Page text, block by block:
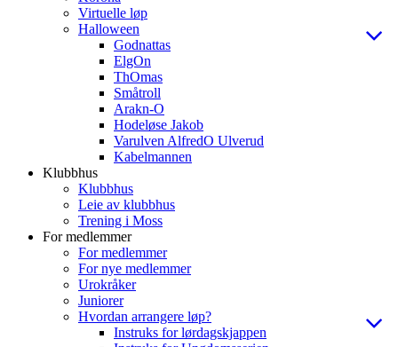
Virtuelle løp
Halloween
Godnattas
ElgOn
ThOmas
Småtroll
Arakn-O
Hodeløse Jakob
Varulven AlfredO Ulverud
Kabelmannen
Klubbhus
Klubbhus
Leie av klubbhus
Trening i Moss
For medlemmer
For medlemmer
For nye medlemmer
Urokråker
Juniorer
Hvordan arrangere løp?
Instruks for lørdagskjappen